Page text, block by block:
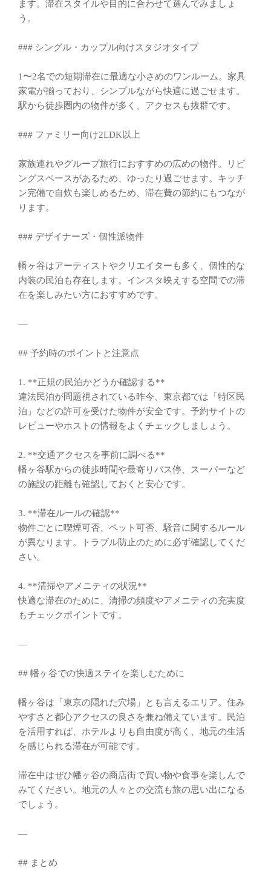
ます。滞在スタイルや目的に合わせて選んでみましょ
う。
### シングル・カップル向けスタジオタイプ
1〜2名での短期滞在に最適な小さめのワンルーム。家具
家電が揃っており、シンプルながら快適に過ごせます。
駅から徒歩圏内の物件が多く、アクセスも抜群です。
### ファミリー向け2LDK以上
家族連れやグループ旅行におすすめの広めの物件。リビ
ングスペースがあるため、ゆったり過ごせます。キッチ
ン完備で自炊も楽しめるため、滞在費の節約にもつなが
ります。
### デザイナーズ・個性派物件
幡ヶ谷はアーティストやクリエイターも多く、個性的な
内装の民泊も存在します。インスタ映えする空間での滞
在を楽しみたい方におすすめです。
—
## 予約時のポイントと注意点
1. **正規の民泊かどうか確認する**
違法民泊が問題視されている昨今、東京都では「特区民
泊」などの許可を受けた物件が安全です。予約サイトの
レビューやホストの情報をよくチェックしましょう。
2. **交通アクセスを事前に調べる**
幡ヶ谷駅からの徒歩時間や最寄りバス停、スーパーなど
の施設の距離も確認しておくと安心です。
3. **滞在ルールの確認**
物件ごとに喫煙可否、ペット可否、騒音に関するルール
が異なります。トラブル防止のために必ず確認してくだ
さい。
4. **清掃やアメニティの状況**
快適な滞在のために、清掃の頻度やアメニティの充実度
もチェックポイントです。
—
## 幡ヶ谷での快適ステイを楽しむために
幡ヶ谷は「東京の隠れた穴場」とも言えるエリア。住み
やすさと都心アクセスの良さを兼ね備えています。民泊
を活用すれば、ホテルよりも自由度が高く、地元の生活
を感じられる滞在が可能です。
滞在中はぜひ幡ヶ谷の商店街で買い物や食事を楽しんで
みてください。地元の人々との交流も旅の思い出になる
でしょう。
—
## まとめ